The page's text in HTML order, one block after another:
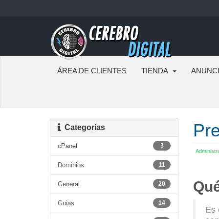
ÁREA DE CLIENTES TIENDA
Categorías
3
cPanel
11
Dominios
20
General
14
Guias
Es